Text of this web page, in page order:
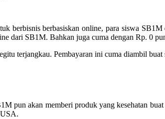
berbisnis berbasiskan online, para siswa
dari SB1M. Bahkan juga cuma dengan Rp. 0
terjangkau. Pembayaran ini cuma diambil
pun akan memberi produk yang kesehatan